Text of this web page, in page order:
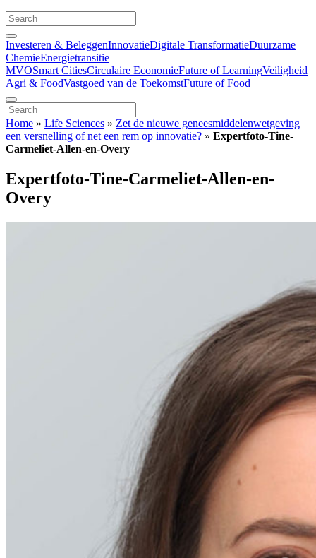
Investeren & BeleggenInnovatieDigitale TransformatieDuurzame
ChemieEnergietransitie
MVOSmart CitiesCirculaire EconomieFuture of LearningVeiligheid
Agri & FoodVastgoed van de ToekomstFuture of Food
Home » Life Sciences » Zet de nieuwe geneesmiddelenwetgeving
een versnelling of net een rem op innovatie? » Expertfoto-Tine-
Carmeliet-Allen-en-Overy
Expertfoto-Tine-Carmeliet-Allen-en-
Overy